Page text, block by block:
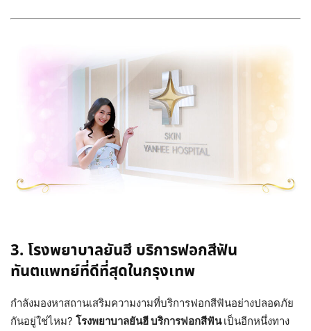
3. โรงพยาบาลยันฮี บริการฟอกสีฟัน
ทันตแพทย์ที่ดีที่สุดในกรุงเทพ
กำลังมองหาสถานเสริมความงามที่บริการฟอกสีฟันอย่างปลอดภัย
กันอยู่ใช่ไหม? โรงพยาบาลยันฮี บริการฟอกสีฟันเป็นอีกหนึ่งทาง